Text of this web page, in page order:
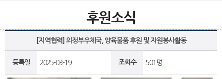
후원소식
[지역협력] 의정부우체국, 양육물품 후원 및 자원봉사활동
등록일 2025-03-19 조회수 501명